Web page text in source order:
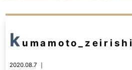
k umamoto_zeirishi
2020.08.7 ｜